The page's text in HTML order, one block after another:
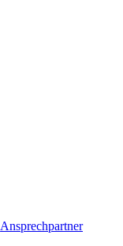
Ansprechpartner